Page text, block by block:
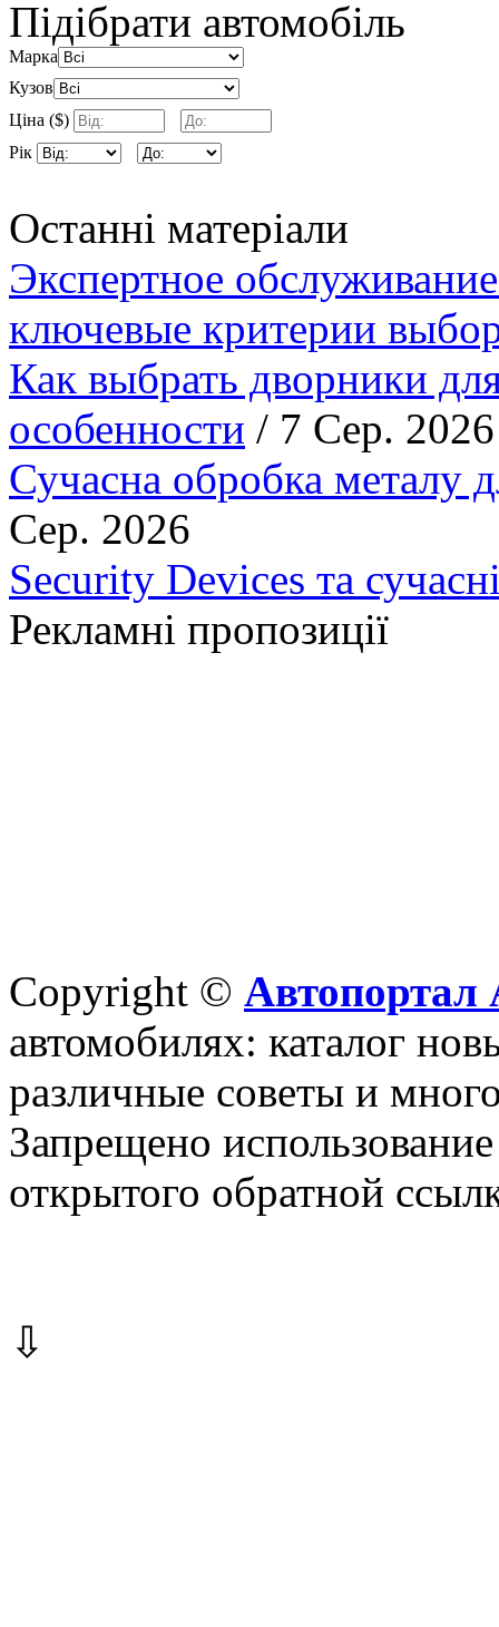
Підібрати автомобіль
Марка
Кузов
Ціна ($)
Рік
Останні матеріали
Экспертное
ключевые критерии
Как выбрать дворники
особенности / 7 Сер. 2026
Сучасна обробка металу
Сер. 2026
Security Devices та
Рекламні пропозиції
Copyright © Автопортал
автомобилях: каталог
различные советы и
Запрещено
открытого обратной
⇩